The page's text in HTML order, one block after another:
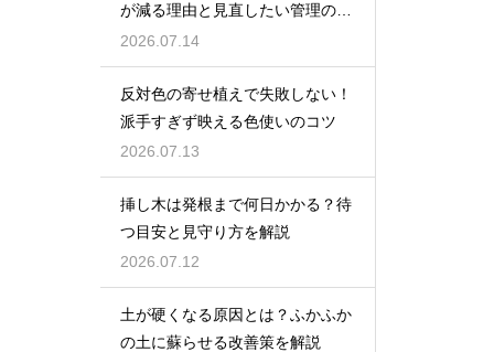
が減る理由と見直したい管理のコ
ツ
2026.07.14
反対色の寄せ植えで失敗しない！
派手すぎず映える色使いのコツ
2026.07.13
挿し木は発根まで何日かかる？待
つ目安と見守り方を解説
2026.07.12
土が硬くなる原因とは？ふかふか
の土に蘇らせる改善策を解説